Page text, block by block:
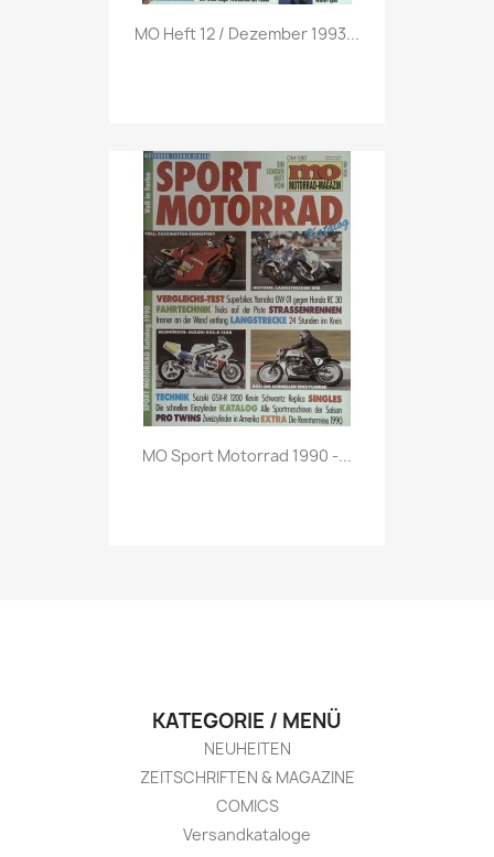
 Vorschau
MO Heft 12 / Dezember 1993...
Vorschau
MO Sport Motorrad 1990 -...
KATEGORIE / MENÜ
NEUHEITEN
ZEITSCHRIFTEN & MAGAZINE
COMICS
Versandkataloge